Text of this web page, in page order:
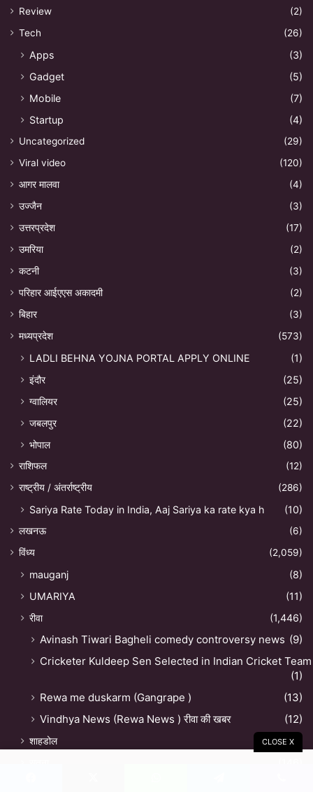
Review
(2)
Tech
(26)
Apps
(3)
Gadget
(5)
Mobile
(7)
Startup
(4)
Uncategorized
(29)
Viral video
(120)
आगर मालवा
(4)
उज्जैन
(3)
उत्तरप्रदेश
(17)
उमरिया
(2)
कटनी
(3)
परिहार आईएएस अकादमी
(2)
बिहार
(3)
मध्यप्रदेश
(573)
LADLI BEHNA YOJNA PORTAL APPLY ONLINE
(1)
इंदौर
(25)
ग्वालियर
(25)
जबलपुर
(22)
भोपाल
(80)
राशिफल
(12)
राष्ट्रीय / अंतर्राष्ट्रीय
(286)
Sariya Rate Today in India, Aaj Sariya ka rate kya h (10)
लखनऊ
(6)
विंध्य
(2,059)
mauganj
(8)
UMARIYA
(11)
रीवा
(1,446)
Avinash Tiwari Bagheli comedy controversy news (9)
Cricketer Kuldeep Sen Selected in Indian Cricket Team
(1)
Rewa me duskarm (Gangrape )
(13)
Vindhya News (Rewa News ) रीवा की खबर
(12)
शाहडोल
(13)
CLOSE X